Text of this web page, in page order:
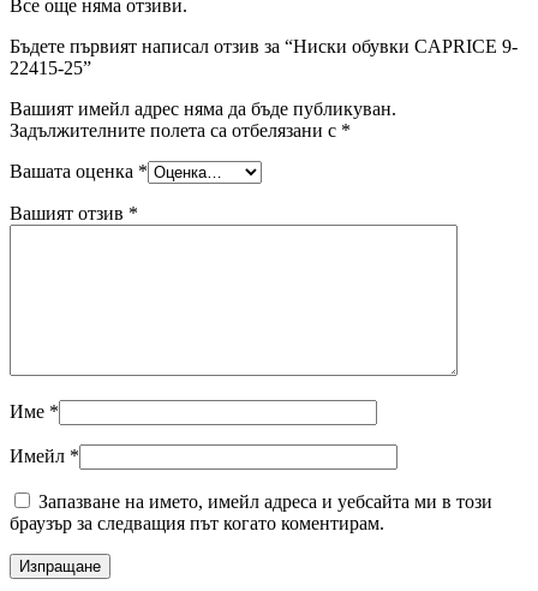
Все още няма отзиви.
Бъдете първият написал отзив за “Ниски обувки CAPRICE 9-
22415-25”
Вашият имейл адрес няма да бъде публикуван.
Задължителните полета са отбелязани с *
Вашата оценка *
Вашият отзив *
Име *
Имейл *
Запазване на името, имейл адреса и уебсайта ми в този
браузър за следващия път когато коментирам.